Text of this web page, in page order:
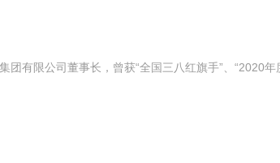
有限公司董事长，曾获“全国三八红旗手”、“2020